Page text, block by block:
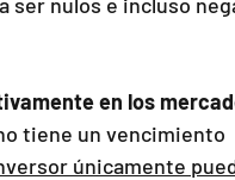
en los
tiene un vencimiento
únicamente